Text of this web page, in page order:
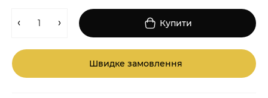
Купити
Швидке замовлення